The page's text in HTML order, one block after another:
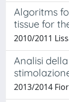
Algoritms
tissue for
2010/2011
Analisi
2013/2014